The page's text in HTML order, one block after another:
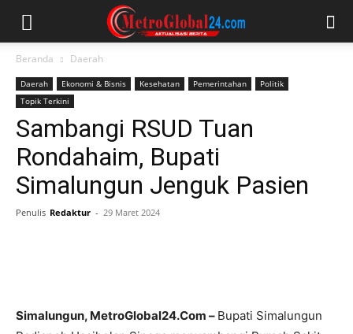
Beranda Daerah
Daerah Ekonomi & Bisnis Kesehatan Pemerintahan
Politik
Topik Terkini
Sambangi RSUD Tuan
Rondahaim, Bupati
Simalungun Jenguk Pasien
Penulis Redaktur - 29 Maret 2024
Simalungun, MetroGlobal24.Com – Bupati Simalungun